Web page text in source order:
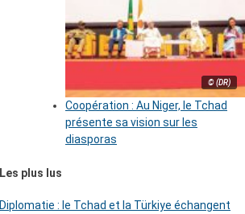
© (DR)
Coopération : Au Niger, le Tchad
présente sa vision sur les
diasporas
Les plus lus
Diplomatie : le Tchad et la Türkiye échangent